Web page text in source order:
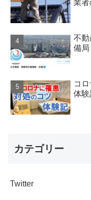
業
不
備局
コ
体験
カテゴリー
Twitter